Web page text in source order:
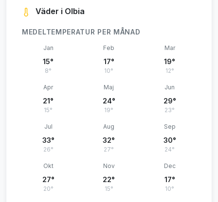
Väder i Olbia
MEDELTEMPERATUR PER MÅNAD
Jan
15°
8°
Feb
17°
10°
Mar
19°
12°
Apr
21°
15°
Maj
24°
19°
Jun
29°
23°
Jul
33°
26°
Aug
32°
27°
Sep
30°
24°
Okt
27°
20°
Nov
22°
15°
Dec
17°
10°